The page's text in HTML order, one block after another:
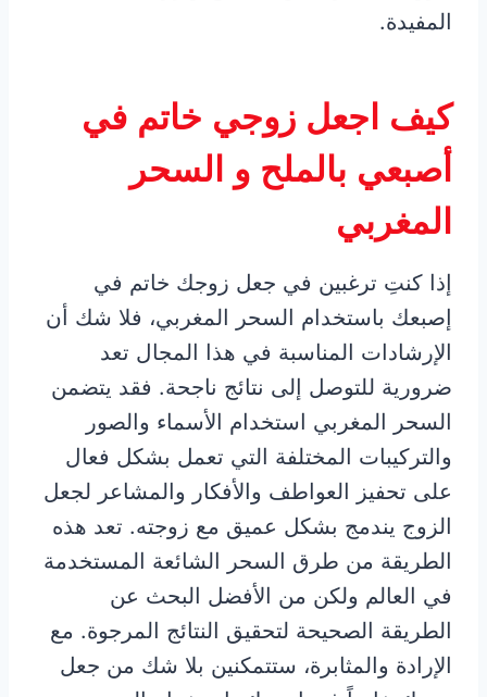
المفيدة.
كيف اجعل زوجي خاتم في
أصبعي بالملح و السحر
المغربي
إذا كنتِ ترغبين في جعل زوجك خاتم في
إصبعك باستخدام السحر المغربي، فلا شك أن
الإرشادات المناسبة في هذا المجال تعد
ضرورية للتوصل إلى نتائج ناجحة. فقد يتضمن
السحر المغربي استخدام الأسماء والصور
والتركيبات المختلفة التي تعمل بشكل فعال
على تحفيز العواطف والأفكار والمشاعر لجعل
الزوج يندمج بشكل عميق مع زوجته. تعد هذه
الطريقة من طرق السحر الشائعة المستخدمة
في العالم ولكن من الأفضل البحث عن
الطريقة الصحيحة لتحقيق النتائج المرجوة. مع
الإرادة والمثابرة، ستتمكنين بلا شك من جعل